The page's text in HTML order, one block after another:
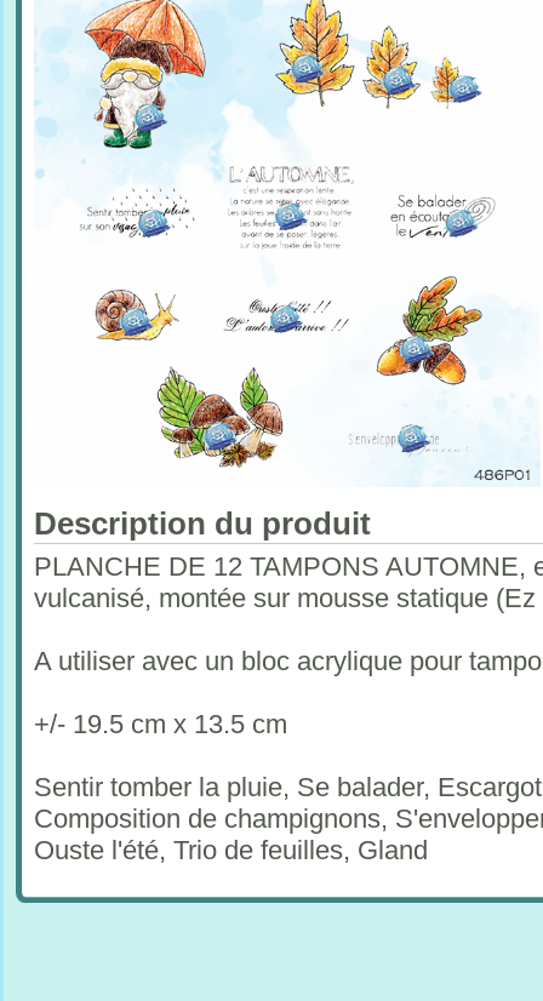
Description du produit
PLANCHE DE 12 TAMPONS AUTOMNE,
vulcanisé, montée sur mousse statique (Ez
A utiliser avec un bloc acrylique pour
+/- 19.5 cm x 13.5 cm
Sentir tomber la pluie, Se balader,
Composition de champignons,
Ouste l'été, Trio de feuilles, Gland